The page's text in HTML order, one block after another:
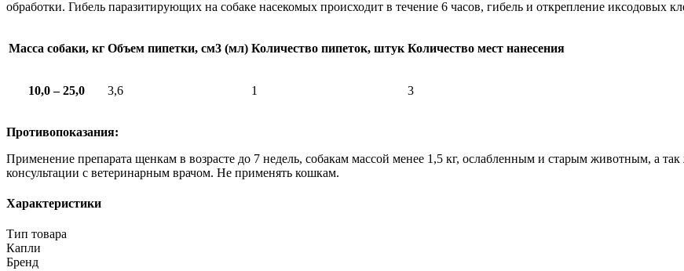
обработки. Гибель паразитирующих на собаке насекомых происходит в течение 6 часов, гибель и открепление иксодовых
Масса собаки, кг Объем пипетки, см3 (мл) Количество пипеток, штук Количество мест нанесения
10,0 – 25,0 3,6 1 3
Противопоказания:
Применение препарата щенкам в возрасте до 7 недель, собакам массой менее 1,5 кг, ослабленным и старым животным, а
консультации с ветеринарным врачом. Не применять кошкам.
Характеристики
Тип товара
Капли
Бренд